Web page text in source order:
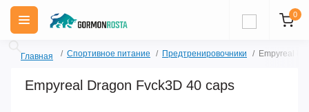
0
Главная Спортивное питание Предтренировочники Empyreal
Empyreal Dragon Fvck3D 40 caps